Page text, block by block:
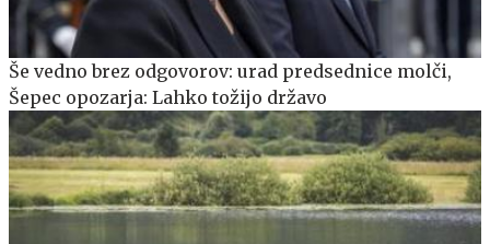
Še vedno brez odgovorov: urad predsednice molči,
Šepec opozarja: Lahko tožijo državo